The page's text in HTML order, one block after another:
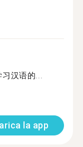
汉语的...
la app